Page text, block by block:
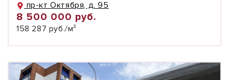
пр-кт Октября, д. 95
8 500 000 руб.
158 287 руб./м²